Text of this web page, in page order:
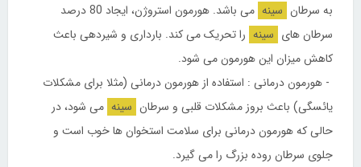
به سرطان سینه
می باشد. هورمون استروژن، ایجاد 80 درصد
سرطان های سینه را تحریک می کند. بارداری و شیردهی باعث
کاهش میزان این هورمون می شود.
- هورمون درمانی : استفاده از هورمون درمانی (مثلا برای مشکلات
یائسگی) باعث بروز مشکلات قلبی و سرطان سینه می شود، در
حالی که هورمون درمانی برای سلامت استخوان ها خوب است و
جلوی سرطان روده بزرگ را می گیرد.